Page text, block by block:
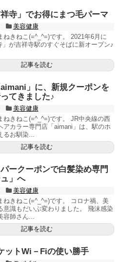
祥寺」でお得にまつ毛パーマ
美容健康
ねきねこ(=^_^=)です。 2021年6月に
」が吉祥寺駅のすぐそばに新オープン♪
記事を読む
」に、新規クーポンを
てきました♪
美容健康
ねきねこ(=^_^=)です。 JR中央線の西
アカラー専門店「aimani」は、駅のホ
るお馴染...
記事を読む
ークーポンで白髪染め専門
」へ
美容健康
ねきねこ(=^_^=)です。 コロナ禍、美
意識もだいぶ変わりました。 飛沫感染
容師さん...
記事を読む
ットWi－Fiの使い勝手